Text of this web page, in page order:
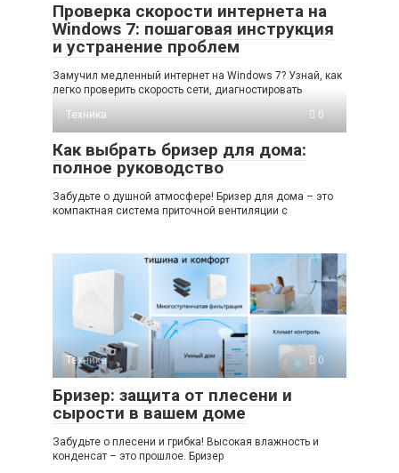
Проверка скорости интернета на
Windows 7: пошаговая инструкция
и устранение проблем
Замучил медленный интернет на Windows 7? Узнай, как
легко проверить скорость сети, диагностировать
Техника
0
Как выбрать бризер для дома:
полное руководство
Забудьте о душной атмосфере! Бризер для дома – это
компактная система приточной вентиляции с
Техника 0
Бризер: защита от плесени и
сырости в вашем доме
Забудьте о плесени и грибка! Высокая влажность и
конденсат – это прошлое. Бризер